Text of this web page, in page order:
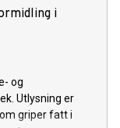
i
og
Utlysning er
griper fatt i